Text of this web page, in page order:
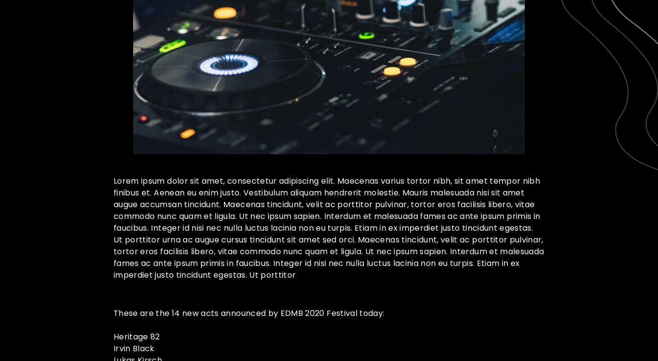
Lorem ipsum dolor sit amet, consectetur adipiscing elit. Maecenas varius tortor nibh, sit amet tempor nibh
finibus et. Aenean eu enim justo. Vestibulum aliquam hendrerit molestie. Mauris malesuada nisi sit amet
augue accumsan tincidunt. Maecenas tincidunt, velit ac porttitor pulvinar, tortor eros facilisis libero, vitae
commodo nunc quam et ligula. Ut nec ipsum sapien. Interdum et malesuada fames ac ante ipsum primis in
faucibus. Integer id nisi nec nulla luctus lacinia non eu turpis. Etiam in ex imperdiet justo tincidunt egestas.
Ut porttitor urna ac augue cursus tincidunt sit amet sed orci. Maecenas tincidunt, velit ac porttitor pulvinar,
tortor eros facilisis libero, vitae commodo nunc quam et ligula. Ut nec ipsum sapien. Interdum et malesuada
fames ac ante ipsum primis in faucibus. Integer id nisi nec nulla luctus lacinia non eu turpis. Etiam in ex
imperdiet justo tincidunt egestas. Ut porttitor
These are the 14 new acts announced by EDMB 2020 Festival today:
Heritage 82
Irvin Black